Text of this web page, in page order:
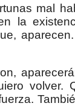
mal
la
volver.